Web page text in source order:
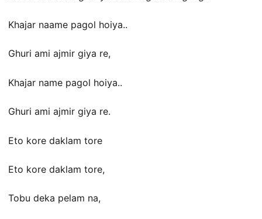
Khajar naame pagol hoiya..
Ghuri ami ajmir giya re,
Khajar name pagol hoiya..
Ghuri ami ajmir giya re.
Eto kore daklam tore
Eto kore daklam tore,
Tobu deka pelam na,